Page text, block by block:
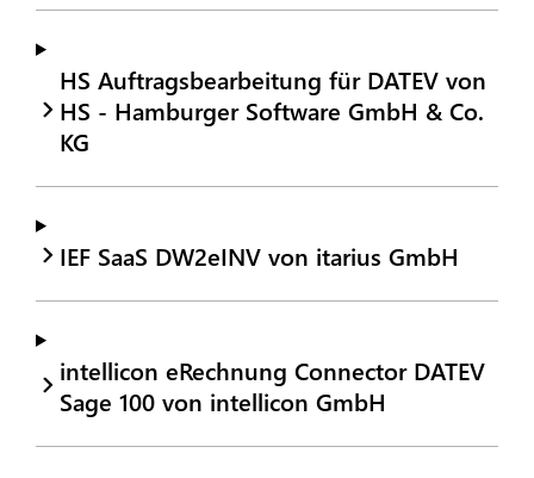
HS Auftragsbearbeitung für DATEV von
HS - Hamburger Software GmbH & Co.
KG
IEF SaaS DW2eINV von itarius GmbH
intellicon eRechnung Connector DATEV
Sage 100 von intellicon GmbH